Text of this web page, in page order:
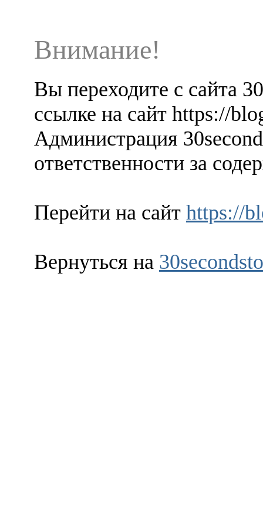
Внимание!
Вы переходите с сайта
ссылке на сайт https://
Администрация
ответственности за
Перейти на сайт https://
Вернуться на